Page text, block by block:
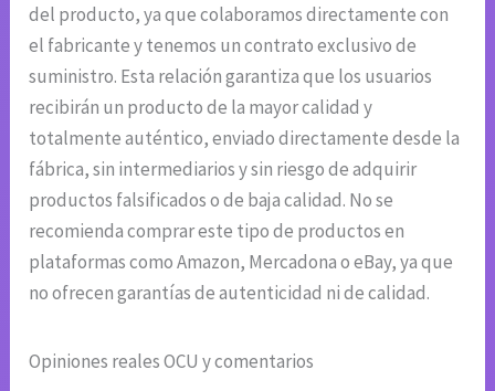
del producto, ya que colaboramos directamente con
el fabricante y tenemos un contrato exclusivo de
suministro. Esta relación garantiza que los usuarios
recibirán un producto de la mayor calidad y
totalmente auténtico, enviado directamente desde la
fábrica, sin intermediarios y sin riesgo de adquirir
productos falsificados o de baja calidad. No se
recomienda comprar este tipo de productos en
plataformas como Amazon, Mercadona o eBay, ya que
no ofrecen garantías de autenticidad ni de calidad.
Opiniones reales OCU y comentarios